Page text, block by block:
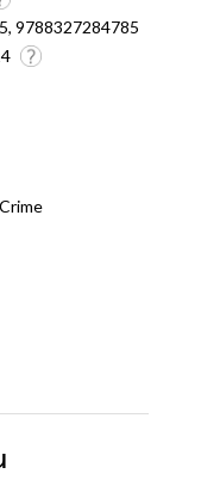
9788327284785